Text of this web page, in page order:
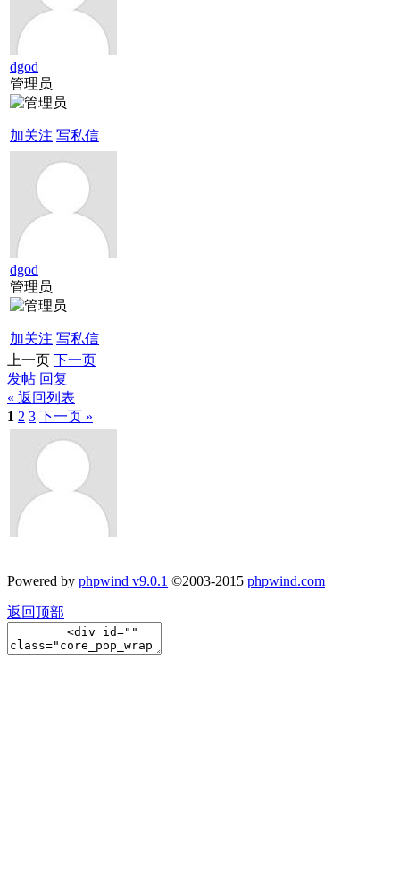
dgod
管理员
加关注 写私信
dgod
管理员
加关注 写私信
上一页 下一页
发帖 回复
« 返回列表
1 2 3 下一页 »
Powered by phpwind v9.0.1 ©2003-2015 phpwind.com
返回顶部